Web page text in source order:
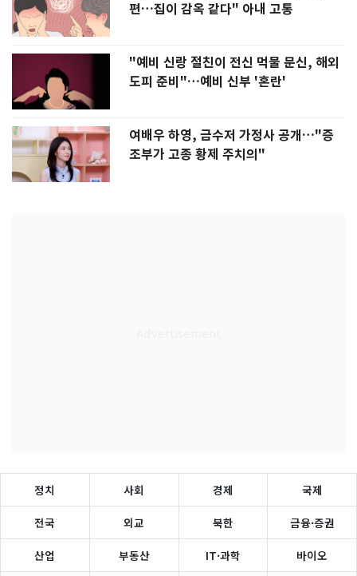
편…집이 감옥 같다" 아내 고통
"예비 신랑 절친이 전신 먹물 문신, 해외
도피 준비"…예비 신부 '혼란'
여배우 하영, 금수저 가정사 공개…"증
조부가 고종 황제 주치의"
정치 사회 경제 국제
전국 외교 북한 금융·증권
산업 부동산 IT·과학 바이오